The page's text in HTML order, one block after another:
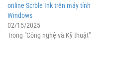
online Scrble Ink trên máy tính
Windows
02/15/2025
Trong "Công nghệ và Kỹ thuật"